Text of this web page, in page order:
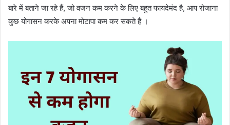
बारे में बताने जा रहे हैं, जो वजन कम करने के लिए बहुत फायदेमंद है, आप रोजाना
कुछ योगासन करके अपना मोटापा कम कर सकते हैं ।